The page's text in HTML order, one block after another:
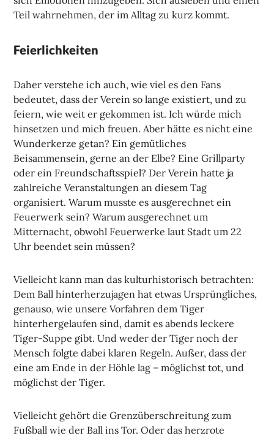
Teil wahrnehmen, der im Alltag zu kurz kommt.
Feierlichkeiten
Daher verstehe ich auch, wie viel es den Fans
bedeutet, dass der Verein so lange existiert, und zu
feiern, wie weit er gekommen ist. Ich würde mich
hinsetzen und mich freuen. Aber hätte es nicht eine
Wunderkerze getan? Ein gemütliches
Beisammensein, gerne an der Elbe? Eine Grillparty
oder ein Freundschaftsspiel? Der Verein hatte ja
zahlreiche Veranstaltungen an diesem Tag
organisiert. Warum musste es ausgerechnet ein
Feuerwerk sein? Warum ausgerechnet um
Mitternacht, obwohl Feuerwerke laut Stadt um 22
Uhr beendet sein müssen?
Vielleicht kann man das kulturhistorisch betrachten:
Dem Ball hinterherzujagen hat etwas Ursprüngliches,
genauso, wie unsere Vorfahren dem Tiger
hinterhergelaufen sind, damit es abends leckere
Tiger-Suppe gibt. Und weder der Tiger noch der
Mensch folgte dabei klaren Regeln. Außer, dass der
eine am Ende in der Höhle lag – möglichst tot, und
möglichst der Tiger.
Vielleicht gehört die Grenzüberschreitung zum
Fußball wie der Ball ins Tor. Oder das herzrote